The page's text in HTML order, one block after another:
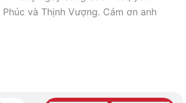
và Thịnh Vượng. Cám ơn anh